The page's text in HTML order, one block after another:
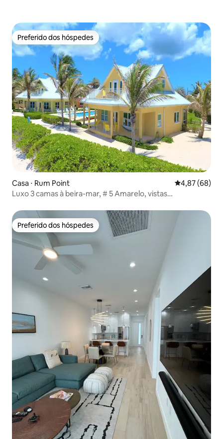
Preferido dos hóspedes
Preferido dos hóspedes
Casa ⋅ Rum Point 4,87 de uma
4,87 (68)
Luxo 3 camas à beira-mar, # 5 Amarelo, vistas
Preferido dos hóspedes
Preferido dos hóspedes